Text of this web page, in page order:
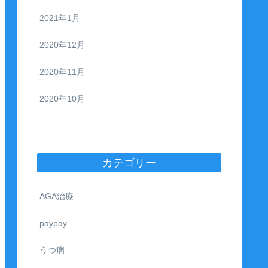
2021年1月
2020年12月
2020年11月
2020年10月
カテゴリー
AGA治療
paypay
うつ病